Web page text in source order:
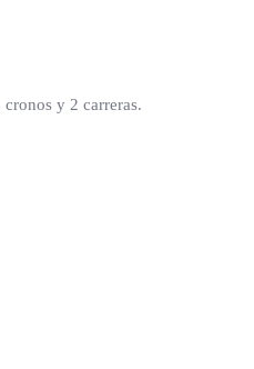
y 2 carreras.